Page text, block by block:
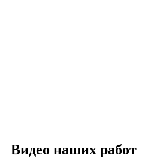
Видео наших работ